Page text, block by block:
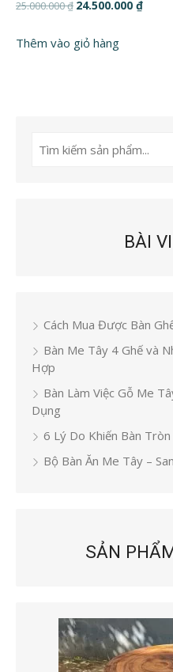
25.000.000₫ Giá
là:
24.500.000 ₫Giá
Thêm vào giỏ hàng
BÀI
Cách Mua Được Bàn
Bàn Me Tây 4 Ghế và
Hợp
Bàn Làm Việc Gỗ Me
Dụng
6 Lý Do Khiến Bàn
Bộ Bàn Ăn Me Tây –
SẢN